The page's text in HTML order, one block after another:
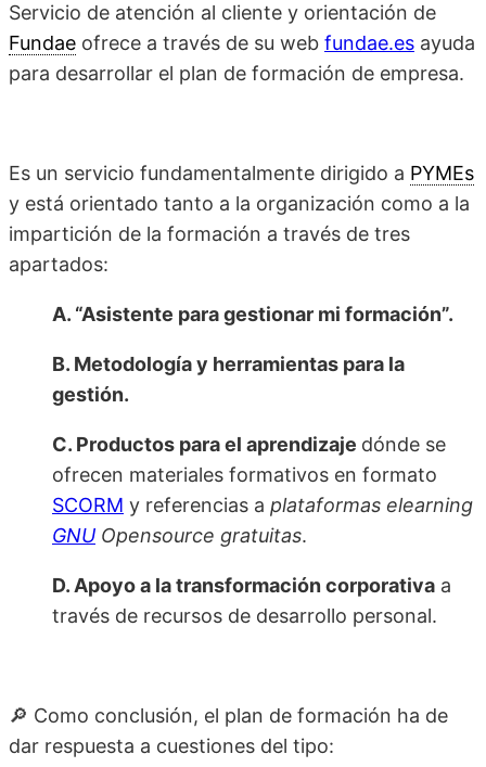
Servicio de atención al cliente y orientación de
Fundae ofrece a través de su web fundae.es ayuda
para desarrollar el plan de formación de empresa.
Es un servicio fundamentalmente dirigido a PYMEs
y está orientado tanto a la organización como a la
impartición de la formación a través de tres
apartados:
A. “Asistente para gestionar mi formación”.
B. Metodología y herramientas para la
gestión.
C. Productos para el aprendizaje dónde se
ofrecen materiales formativos en formato
SCORM y referencias a plataformas elearning
GNU Opensource gratuitas.
D. Apoyo a la transformación corporativa a
través de recursos de desarrollo personal.
🔎 Como conclusión, el plan de formación ha de
dar respuesta a cuestiones del tipo: